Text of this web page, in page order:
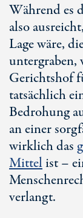
Während es
also
Lage wäre,
untergraben,
Gerichtshof
tatsächlich
Bedrohung
an einer
wirklich das
Mittelist –
verlangt.